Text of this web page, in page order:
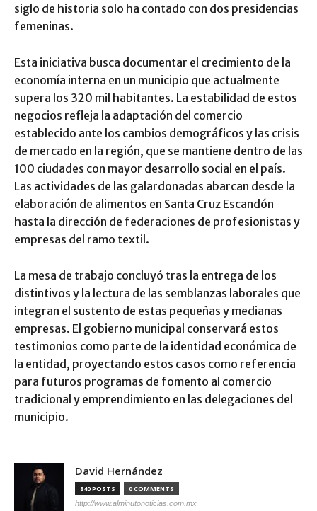
siglo de historia solo ha contado con dos presidencias
femeninas.
Esta iniciativa busca documentar el crecimiento de la
economía interna en un municipio que actualmente
supera los 320 mil habitantes. La estabilidad de estos
negocios refleja la adaptación del comercio
establecido ante los cambios demográficos y las crisis
de mercado en la región, que se mantiene dentro de las
100 ciudades con mayor desarrollo social en el país.
Las actividades de las galardonadas abarcan desde la
elaboración de alimentos en Santa Cruz Escandón
hasta la dirección de federaciones de profesionistas y
empresas del ramo textil.
La mesa de trabajo concluyó tras la entrega de los
distintivos y la lectura de las semblanzas laborales que
integran el sustento de estas pequeñas y medianas
empresas. El gobierno municipal conservará estos
testimonios como parte de la identidad económica de
la entidad, proyectando estos casos como referencia
para futuros programas de fomento al comercio
tradicional y emprendimiento en las delegaciones del
municipio.
David Hernández
840 POSTS 0 COMMENTS
http://www.alminutonoticias.com.mx